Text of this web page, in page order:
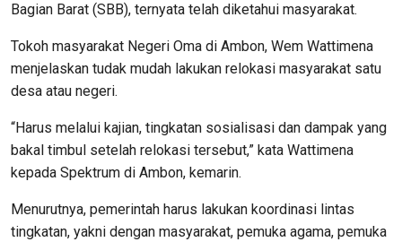
Bagian Barat (SBB), ternyata telah diketahui masyarakat.
Tokoh masyarakat Negeri Oma di Ambon, Wem Wattimena
menjelaskan tudak mudah lakukan relokasi masyarakat satu
desa atau negeri.
“Harus melalui kajian, tingkatan sosialisasi dan dampak yang
bakal timbul setelah relokasi tersebut,” kata Wattimena
kepada Spektrum di Ambon, kemarin.
Menurutnya, pemerintah harus lakukan koordinasi lintas
tingkatan, yakni dengan masyarakat, pemuka agama, pemuka